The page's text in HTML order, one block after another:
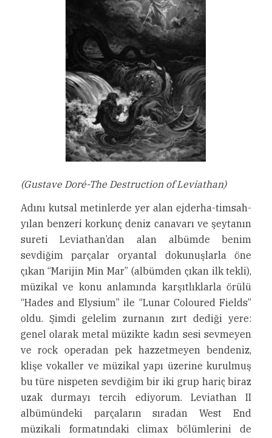
(Gustave Doré-The Destruction of Leviathan)
Adını kutsal metinlerde yer alan ejderha-timsah-
yılan benzeri korkunç deniz canavarı ve şeytanın
sureti Leviathan’dan alan albümde benim
sevdiğim parçalar oryantal dokunuşlarla öne
çıkan “Marijin Min Mar” (albümden çıkan ilk tekli),
müzikal ve konu anlamında karşıtlıklarla örülü
“Hades and Elysium” ile “Lunar Coloured Fields”
oldu. Şimdi gelelim zurnanın zırt dediği yere:
genel olarak metal müzikte kadın sesi sevmeyen
ve rock operadan pek hazzetmeyen bendeniz,
klişe vokaller ve müzikal yapı üzerine kurulmuş
bu türe nispeten sevdiğim bir iki grup hariç biraz
uzak durmayı tercih ediyorum. Leviathan II
albümündeki parçaların sıradan West End
müzikali formatındaki climax bölümlerini de